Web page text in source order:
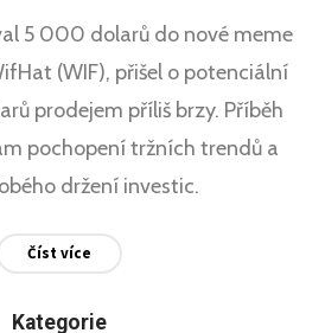
5 000 dolarů do nové meme
(WIF), přišel o potenciální
prodejem příliš brzy. Příběh
pochopení tržních trendů a
držení investic.
Číst více
Kategorie